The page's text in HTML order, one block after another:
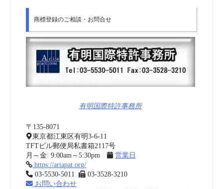
商標登録のご相談・お問合せ
有明国際特許事務所
〒135-8071
東京都江東区有明3-6-11
TFTビル郵便局私書箱2117号
月～金: 9:00am～5:30pm
営業日
https://ariapat.org/
03-5530-5011
03-3528-3210
お問い合わせ